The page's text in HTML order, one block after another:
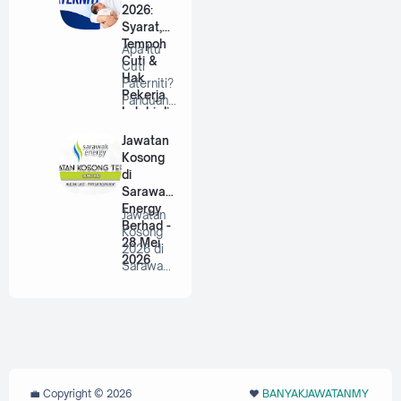
2026:
Syarat,
Tempoh
Cuti &
Hak
Pekerja
Lelaki di
Apa Itu
Cuti
Paterniti?
Panduan
Untuk
Bap…
Jawatan
Kosong
di
Sarawak
Energy
Berhad -
28 Mei
2026
Jawatan
Kosong
2026 di
Sarawak
💼 Copyright © 2026 ❤️‬ BANYAKJAWATANMY